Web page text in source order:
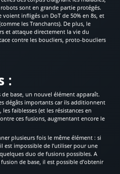
sont en grande partie protégés.
voient infligés un DoT de 50% en 8s, et
les Tranchants). De plus, le
et attaque directement la vie du
contre les boucliers, proto-boucliers
:
base, un nouvel élément apparaît.
dégâts importants car ils additionnent
faiblesses (et les résistances en
ces fusions, augmentant encore le
plusieurs fois le même élément : si
est impossible de l’utiliser pour une
duo de fusions possibles. A
de base, il est possible d’obtenir